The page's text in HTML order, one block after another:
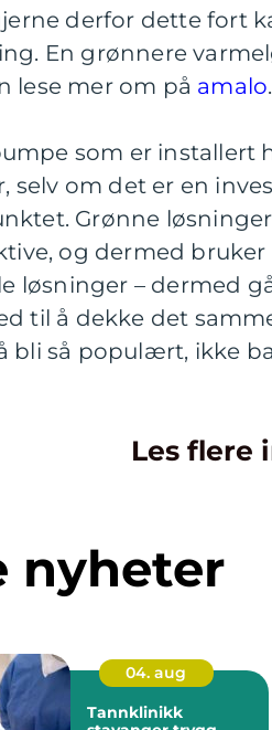
derfor dette fort
En grønnere
lese mer om på amalo.
som er installert
selv om det er en
Grønne
og dermed
løsninger – dermed
til å dekke det
bli så populært, ikke
Les flere
nyheter
04. aug
Tannklinikk